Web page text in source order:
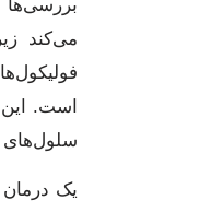
بررسی‌ها
می‌کند
است.
سلول‌های
یک